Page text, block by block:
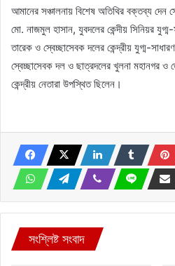
আমানের সঞ্চালনায় বিশেষ অতিথির বক্তব্য দেন
মো. নাজমুল হাসান, যুবদলের কেন্দীয় সিনিয়র
তারেক ও স্বেচ্ছাসেবক দলের কেন্দ্রীয় যুগ্ম-
স্বেচ্ছাসেবক দল ও ছাত্রদলের খুলনা মহানগর ও
কেন্দ্রীয় নেতারা উপস্থিত ছিলেন।
সংশ্লিষ্ট সংবাদ